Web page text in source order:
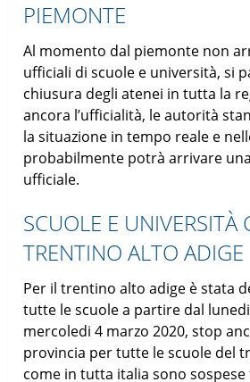
PIEMONTE
Al momento dal piemonte non
ufficiali di scuole e università, si
chiusura degli atenei in tutta la
ancora l’ufficialità, le autorità
la situazione in tempo reale e
probabilmente potrà arrivare
ufficiale.
SCUOLE E UNIVERSITÀ
TRENTINO ALTO ADIGE
Per il trentino alto adige è stata
tutte le scuole a partire dal
mercoledi 4 marzo 2020, stop
provincia per tutte le scuole del
come in tutta italia sono